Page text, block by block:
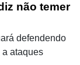
não temer
defendendo
a ataques